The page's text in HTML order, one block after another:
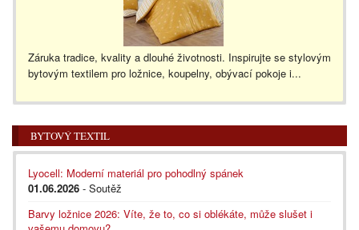
Záruka tradice, kvality a dlouhé životnosti. Inspirujte se stylovým
bytovým textilem pro ložnice, koupelny, obývací pokoje i...
BYTOVÝ TEXTIL
Lyocell: Moderní materiál pro pohodlný spánek
01.06.2026 - Soutěž
Barvy ložnice 2026: Víte, že to, co si oblékáte, může slušet i